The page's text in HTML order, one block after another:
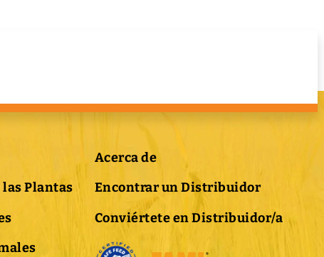
Plantas
Acerca de
Encontrar un Distribuidor
Conviértete en Distribuidor/a